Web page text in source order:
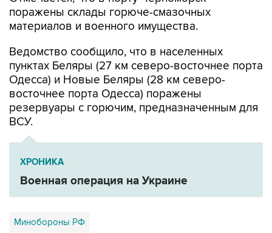
поражены склады горюче-смазочных
материалов и военного имущества.
Ведомство сообщило, что в населенных
пунктах Беляры (27 км северо-восточнее порта
Одесса) и Новые Беляры (28 км северо-
восточнее порта Одесса) поражены
резервуары с горючим, предназначенным для
ВСУ.
ХРОНИКА
Военная операция на Украине
Минобороны РФ